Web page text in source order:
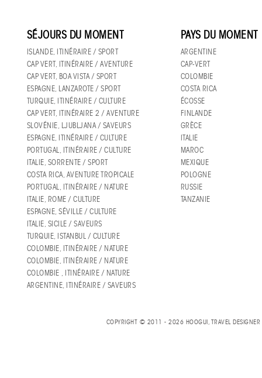
SÉJOURS DU MOMENT
ISLANDE, ITINÉRAIRE / SPORT
CAP VERT, ITINÉRAIRE / AVENTURE
CAP VERT, BOA VISTA / SPORT
ESPAGNE, LANZAROTE / SPORT
TURQUIE, ITINÉRAIRE / CULTURE
CAP VERT, ITINÉRAIRE 2 / AVENTURE
SLOVÉNIE, LJUBLJANA / SAVEURS
ESPAGNE, ITINÉRAIRE / CULTURE
PORTUGAL, ITINÉRAIRE / CULTURE
ITALIE, SORRENTE / SPORT
COSTA RICA, AVENTURE TROPICALE
PORTUGAL, ITINÉRAIRE / NATURE
ITALIE, ROME / CULTURE
ESPAGNE, SÉVILLE / CULTURE
ITALIE, SICILE / SAVEURS
TURQUIE, ISTANBUL / CULTURE
COLOMBIE, ITINÉRAIRE / NATURE
COLOMBIE, ITINÉRAIRE / NATURE
COLOMBIE , ITINÉRAIRE / NATURE
ARGENTINE, ITINÉRAIRE / SAVEURS
PAYS DU MOMENT
ARGENTINE
CAP-VERT
COLOMBIE
COSTA RICA
ÉCOSSE
FINLANDE
GRÈCE
ITALIE
MAROC
MEXIQUE
POLOGNE
RUSSIE
TANZANIE
COPYRIGHT © 2011 - 2026 HOOGUI, TRAVEL DESIGNER